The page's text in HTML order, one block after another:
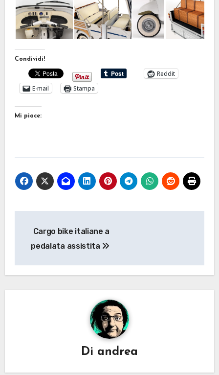
Condividi!
Reddit
E-mail
Stampa
Mi piace:
articoli
Cargo bike italiane a
pedalata assistita
Di andrea